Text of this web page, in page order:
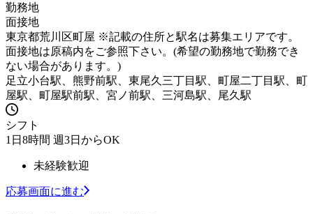
勤務地
面接地
東京都荒川区町屋 ※記載の住所と駅名は募集エリアです。
面接地は原稿内をご参照下さい。(希望の勤務地で勤務でき
ない場合があります。)
足立小台駅、熊野前駅、東尾久三丁目駅、町屋二丁目駅、町
屋駅、町屋駅前駅、宮ノ前駅、三河島駅、尾久駅
シフト
1日8時間 週3日からOK
未経験歓迎
応募画面に進む